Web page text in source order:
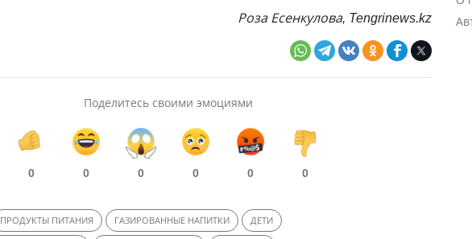
Роза Есенкулова, Tengrinews.kz
Поделитесь своими эмоциями
0 0 0 0 0 0
ПРОДУКТЫ ПИТАНИЯ ГАЗИРОВАННЫЕ НАПИТКИ ДЕТИ